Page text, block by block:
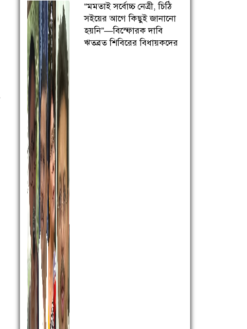
“মমতাই সর্বোচ্চ নেত্রী, চিঠি
সইয়ের আগে কিছুই জানানো
হয়নি”—বিস্ফোরক দাবি
ঋতব্রত শিবিরের বিধায়কদের